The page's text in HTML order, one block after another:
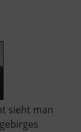
sieht man